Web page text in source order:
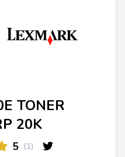
TONER
20K
5 (1)